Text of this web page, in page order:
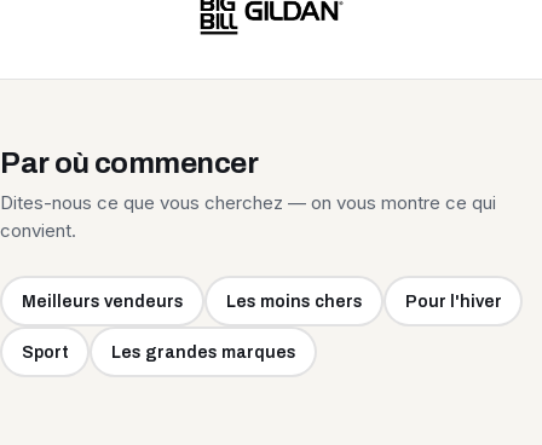
Par où commencer
Dites-nous ce que vous cherchez — on vous montre ce qui
convient.
Meilleurs vendeurs Les moins chers Pour l'hiver
Sport Les grandes marques